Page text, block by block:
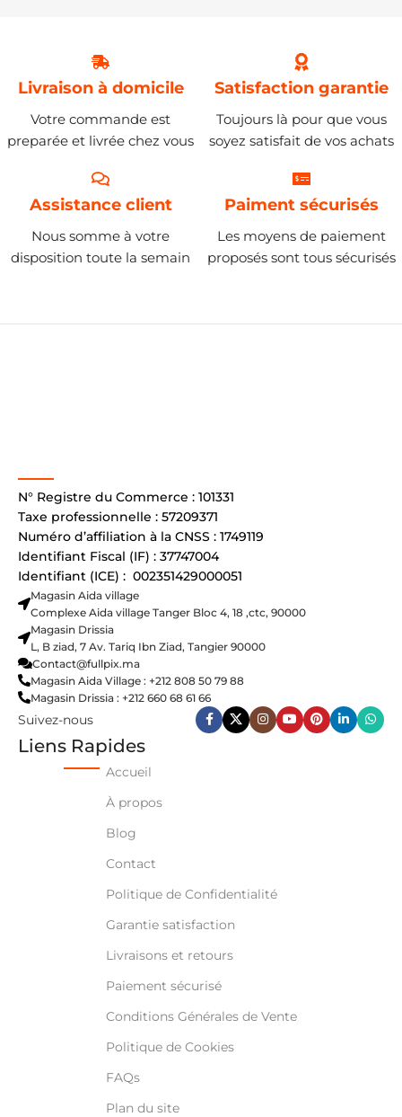
Livraison à domicile
Votre commande est
preparée et livrée chez vous
Satisfaction garantie
Toujours là pour que vous
soyez satisfait de vos achats
Assistance client
Nous somme à votre
disposition toute la semain
Paiment sécurisés
Les moyens de paiement
proposés sont tous sécurisés
N° Registre du Commerce : 101331
Taxe professionnelle : 57209371
Numéro d’affiliation à la CNSS : 1749119
Identifiant Fiscal (IF) : 37747004
Identifiant (ICE) : 002351429000051
Magasin Aida village
Complexe Aida village Tanger Bloc 4, 18 ,ctc, 90000
Magasin Drissia
L, B ziad, 7 Av. Tariq Ibn Ziad, Tangier 90000
Contact@fullpix.ma
Magasin Aida Village : +212 808 50 79 88
Magasin Drissia : +212 660 68 61 66
Suivez-nous
Liens Rapides
Accueil
À propos
Blog
Contact
Politique de Confidentialité
Garantie satisfaction
Livraisons et retours
Paiement sécurisé
Conditions Générales de Vente
Politique de Cookies
FAQs
Plan du site